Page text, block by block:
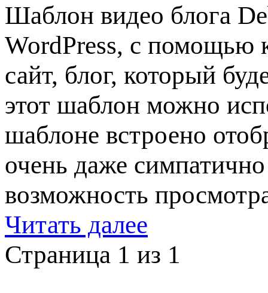
Шаблон видео блога
WordPress, с помощью
сайт, блог, который
этот шаблон можно
шаблоне встроено
очень даже
возможность
Читать далее
Страница 1 из 1